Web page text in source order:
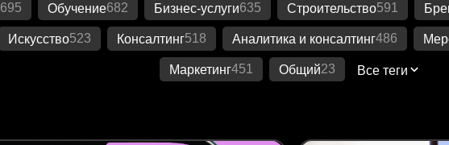
695 Обучение682 Бизнес-услуги635 Строительство591
Искусство523 Консалтинг518 Аналитика и консалтинг486
Маркетинг451 Общий23 Все теги